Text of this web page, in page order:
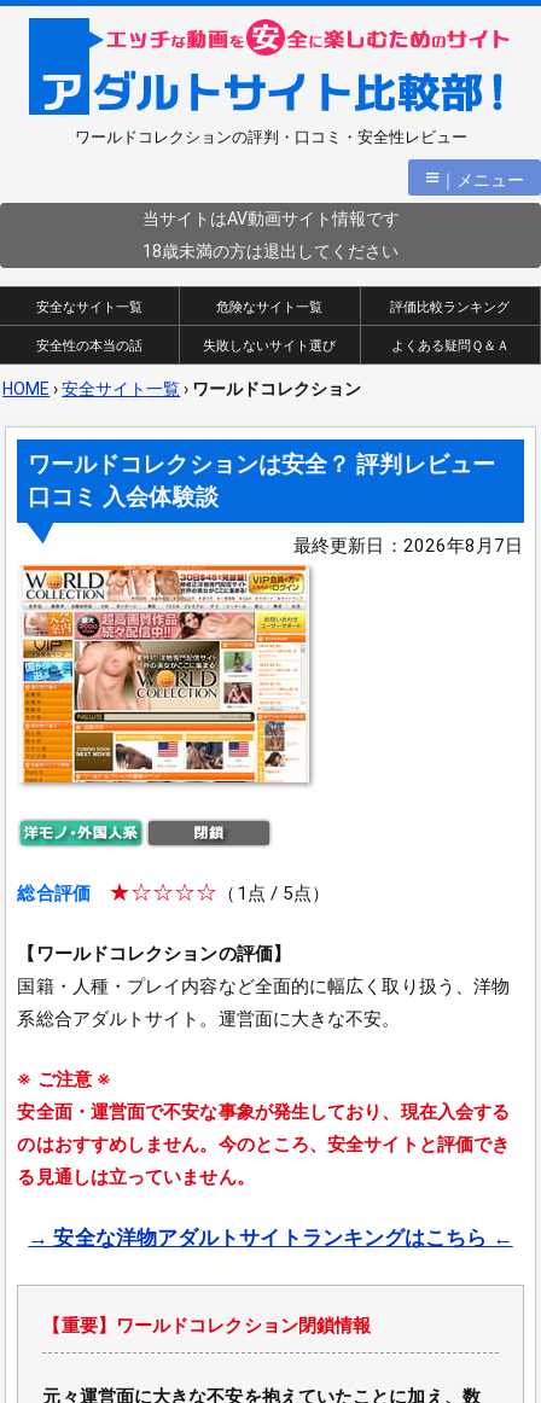
ワールドコレクションの評判・口コミ・安全性レビュー
≡ ｜メニュー
当サイトはAV動画サイト情報です
18歳未満の方は退出してください
安全なサイト一覧 危険なサイト一覧 評価比較ランキング
安全性の本当の話 失敗しないサイト選び よくある疑問Ｑ＆Ａ
HOME ›安全サイト一覧› ワールドコレクション
ワールドコレクションは安全？ 評判レビュー
口コミ 入会体験談
最終更新日：2026年8月7日
総合評価 ★☆☆☆☆ （1点 / 5点）
【ワールドコレクションの評価】
国籍・人種・プレイ内容など全面的に幅広く取り扱う、洋物
系総合アダルトサイト。運営面に大きな不安。
※ ご注意 ※
安全面・運営面で不安な事象が発生しており、現在入会する
のはおすすめしません。今のところ、安全サイトと評価でき
る見通しは立っていません。
→ 安全な洋物アダルトサイトランキングはこちら ←
【重要】ワールドコレクション閉鎖情報
元々運営面に大きな不安を抱えていたことに加え、数